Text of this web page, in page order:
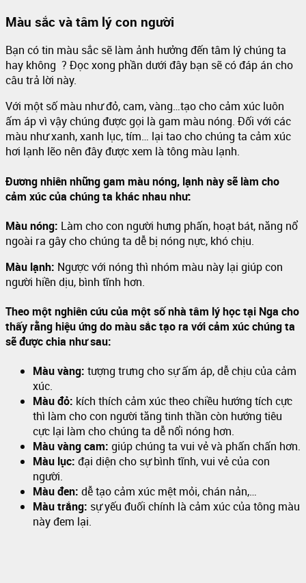
Màu sắc và tâm lý con người
Bạn có tin màu sắc sẽ làm ảnh hưởng đến tâm lý chúng ta
hay không ? Đọc xong phần dưới đây bạn sẽ có đáp án cho
câu trả lời này.
Với một số màu như đỏ, cam, vàng…tạo cho cảm xúc luôn
ấm áp vì vậy chúng được gọi là gam màu nóng. Đối với các
màu như xanh, xanh lục, tím… lại tao cho chúng ta cảm xúc
hơi lạnh lẽo nên đây được xem là tông màu lạnh.
Đương nhiên những gam màu nóng, lạnh này sẽ làm cho
cảm xúc của chúng ta khác nhau như:
Màu nóng: Làm cho con người hưng phấn, hoạt bát, năng nổ
ngoài ra gây cho chúng ta dễ bị nóng nực, khó chịu.
Màu lạnh: Ngược với nóng thì nhóm màu này lại giúp con
người hiền dịu, bình tĩnh hơn.
Theo một nghiên cứu của một số nhà tâm lý học tại Nga cho
thấy rằng hiệu ứng do màu sắc tạo ra với cảm xúc chúng ta
sẽ được chia như sau:
Màu vàng: tượng trưng cho sự ấm áp, dễ chịu của cảm
xúc.
Màu đỏ: kích thích cảm xúc theo chiều hướng tích cực
thì làm cho con người tăng tinh thần còn hướng tiêu
cực lại làm cho chúng ta dễ nổi nóng hơn.
Màu vàng cam: giúp chúng ta vui vẻ và phấn chấn hơn.
Màu lục: đại diện cho sự bình tĩnh, vui vẻ của con
người.
Màu đen: dễ tạo cảm xúc mệt mỏi, chán nản,…
Màu trắng: sự yếu đuối chính là cảm xúc của tông màu
này đem lại.